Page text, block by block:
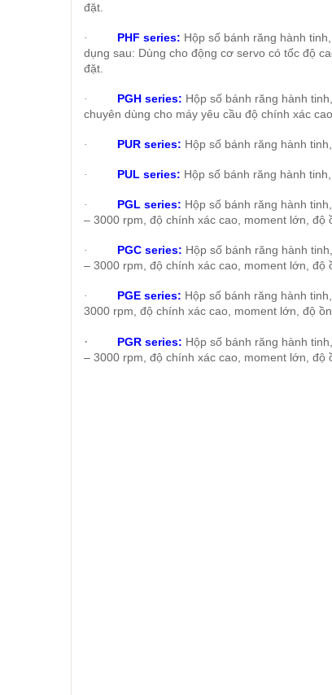
đặt.
· PHF series: Hộp số bánh răng hành
dụng sau: Dùng cho động cơ servo có tốc độ
đặt.
· PGH series: Hộp số bánh răng hành
chuyên dùng cho máy yêu cầu độ chính xác
· PUR series: Hộp số bánh răng hành
· PUL series: Hộp số bánh răng hành
· PGL series: Hộp số bánh răng hành
– 3000 rpm, độ chính xác cao, moment lớn, độ
· PGC series: Hộp số bánh răng hành
– 3000 rpm, độ chính xác cao, moment lớn, độ
· PGE series: Hộp số bánh răng hành
3000 rpm, độ chính xác cao, moment lớn, độ ồn
· PGR series: Hộp số bánh răng hành
– 3000 rpm, độ chính xác cao, moment lớn, độ